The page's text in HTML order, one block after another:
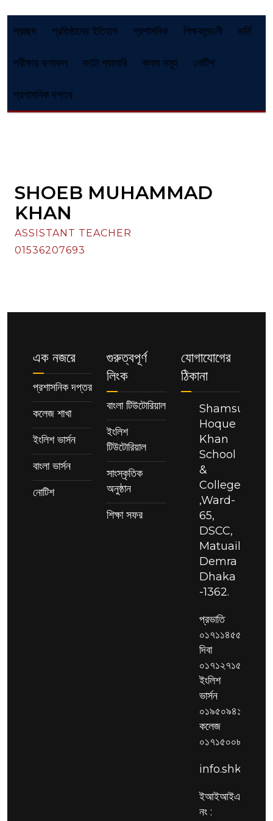
প্রচ্ছদ প্রতিষ্ঠানের ইতিহাস প্রশাসনিক শিক্ষকমন্ডলী ভর্তি
পরীক্ষার ফলাফল ফটো গ্যালারি ক্লাব সমূহ নোটিশ
প্রশাসনিক দপ্তর
SHOEB MUHAMMAD
KHAN
ASSISTANT TEACHER
01536207693
এক নজরে
প্রশাসনিক দপ্তর
কলেজ শাখা
ইংলিশ ভার্সন
বাংলা ভার্সন
নোটিশ
গুরুত্বপূর্ণ
লিংক
বাংলা টিউটোরিয়াল
ইংলিশ
টিউটোরিয়াল
সাংস্কৃতিক
অনুষ্ঠান
শিক্ষা সফর
যোগাযোগের
ঠিকানা
Shamsul
Hoque
Khan
School
&
College
,Ward-
65,
DSCC,
Matuail,
Demra
Dhaka
-1362.
প্রভাতি
০১৭১১৪৫৫২৮৬,
দিবা
০১৭১২৭১৫৩২৫,
ইংলিশ
ভার্সন
০১৯৫০৯৪১৯২৯,
কলেজ
০১৭১৫০০৮৫১৭
ইআইআইএন
নং :